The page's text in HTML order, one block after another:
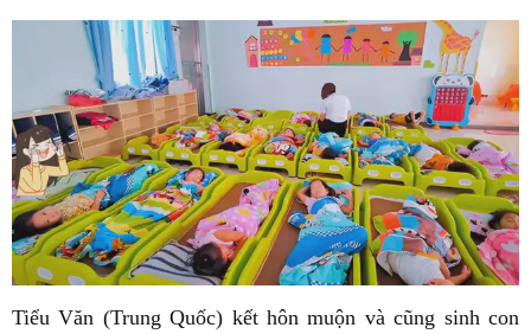
Tiểu Văn (Trung Quốc) kết hôn muộn và cũng sinh con